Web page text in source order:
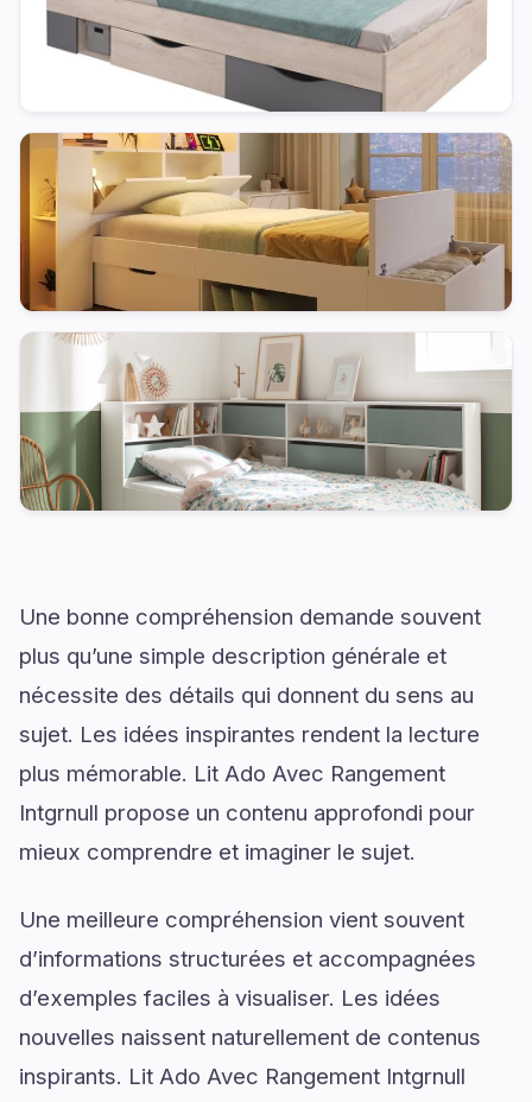
Une bonne compréhension demande souvent
plus qu’une simple description générale et
nécessite des détails qui donnent du sens au
sujet. Les idées inspirantes rendent la lecture
plus mémorable. Lit Ado Avec Rangement
Intgrnull propose un contenu approfondi pour
mieux comprendre et imaginer le sujet.
Une meilleure compréhension vient souvent
d’informations structurées et accompagnées
d’exemples faciles à visualiser. Les idées
nouvelles naissent naturellement de contenus
inspirants. Lit Ado Avec Rangement Intgrnull